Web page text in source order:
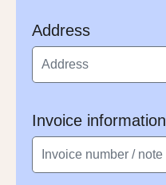
Address
Invoice information